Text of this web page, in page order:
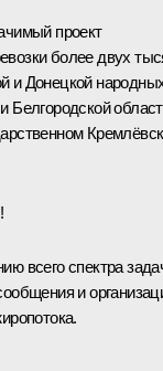
проект
более двух
и Донецкой
Белгородской
всего спектра
и